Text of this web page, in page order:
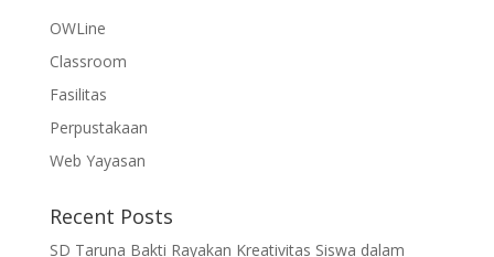
OWLine
Classroom
Fasilitas
Perpustakaan
Web Yayasan
Recent Posts
SD Taruna Bakti Rayakan Kreativitas Siswa dalam